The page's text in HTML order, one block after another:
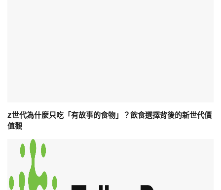
Z世代為什麼只吃「有故事的食物」？飲食選擇背後的新世代價
值觀